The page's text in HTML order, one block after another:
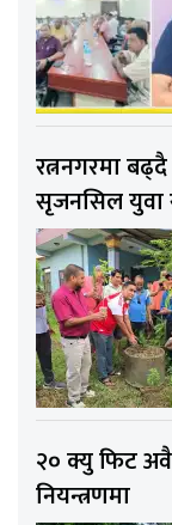
रत्ननगरमा
सृजनसिल
२० क्यु फिट
नियन्त्रणमा